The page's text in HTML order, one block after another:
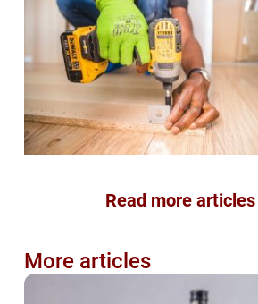
Read more
More articles